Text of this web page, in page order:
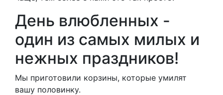
День влюбленных -
один из самых милых и
нежных праздников!
Мы приготовили корзины, которые умилят
вашу половинку.